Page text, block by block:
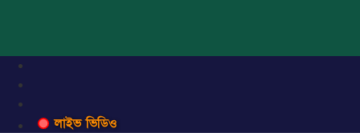
লাইভ ভিডিও